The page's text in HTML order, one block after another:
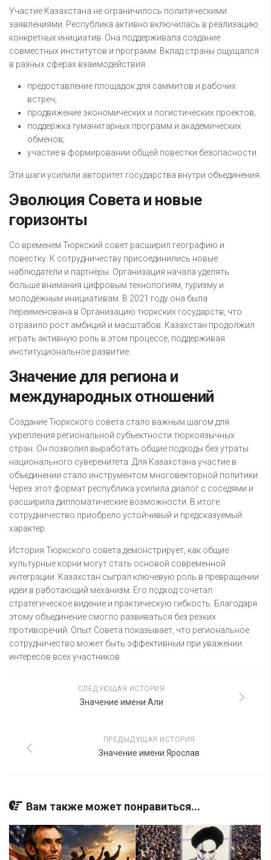
Участие Казахстана не ограничилось политическими
заявлениями. Республика активно включилась в реализацию
конкретных инициатив. Она поддерживала создание
совместных институтов и программ. Вклад страны ощущался
в разных сферах взаимодействия.
предоставление площадок для саммитов и рабочих
встреч;
продвижение экономических и логистических проектов;
поддержка гуманитарных программ и академических
обменов;
участие в формировании общей повестки безопасности.
Эти шаги усилили авторитет государства внутри объединения.
Эволюция Совета и новые
горизонты
Со временем Тюркский совет расширил географию и
повестку. К сотрудничеству присоединились новые
наблюдатели и партнёры. Организация начала уделять
больше внимания цифровым технологиям, туризму и
молодёжным инициативам. В 2021 году она была
переименована в Организацию тюркских государств, что
отразило рост амбиций и масштабов. Казахстан продолжил
играть активную роль в этом процессе, поддерживая
институциональное развитие.
Значение для региона и
международных отношений
Создание Тюркского совета стало важным шагом для
укрепления региональной субъектности тюркоязычных
стран. Он позволил выработать общие подходы без утраты
национального суверенитета. Для Казахстана участие в
объединении стало инструментом многовекторной политики.
Через этот формат республика усилила диалог с соседями и
расширила дипломатические возможности. В итоге
сотрудничество приобрело устойчивый и предсказуемый
характер.
История Тюркского совета демонстрирует, как общие
культурные корни могут стать основой современной
интеграции. Казахстан сыграл ключевую роль в превращении
идеи в работающий механизм. Его подход сочетал
стратегическое видение и практическую гибкость. Благодаря
этому объединение смогло развиваться без резких
противоречий. Опыт Совета показывает, что региональное
сотрудничество может быть эффективным при уважении
интересов всех участников.
СЛЕДУЮЩАЯ ИСТОРИЯ
Значение имени Али
ПРЕДЫДУЩАЯ ИСТОРИЯ
Значение имени Ярослав
Вам также может понравиться...